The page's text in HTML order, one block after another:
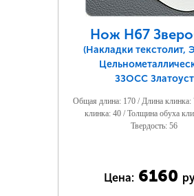
Нож Н67
(Накладки текстолит,
ЗЗОСС Златоуст
Общая длина: 170 / Длина
клинка: 40 / Толщина обуха
Твердость: 56
Цена: 6160